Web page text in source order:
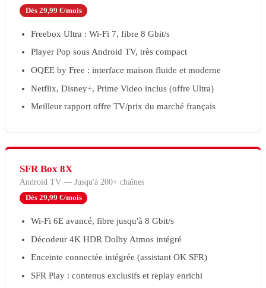
Dès 29,99 €/mois
Freebox Ultra : Wi-Fi 7, fibre 8 Gbit/s
Player Pop sous Android TV, très compact
OQEE by Free : interface maison fluide et moderne
Netflix, Disney+, Prime Video inclus (offre Ultra)
Meilleur rapport offre TV/prix du marché français
SFR Box 8X
Android TV — Jusqu'à 200+ chaînes
Dès 29,99 €/mois
Wi-Fi 6E avancé, fibre jusqu'à 8 Gbit/s
Décodeur 4K HDR Dolby Atmos intégré
Enceinte connectée intégrée (assistant OK SFR)
SFR Play : contenus exclusifs et replay enrichi